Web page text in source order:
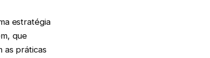
estratégia
que
as práticas